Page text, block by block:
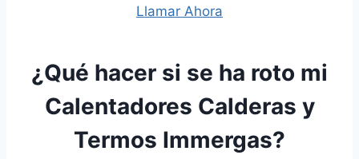
Llamar Ahora
¿Qué hacer si se ha roto mi
Calentadores Calderas y
Termos Immergas?